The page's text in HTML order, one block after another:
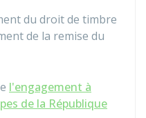
du droit de timbre
de la remise du
l'engagement à
de la République